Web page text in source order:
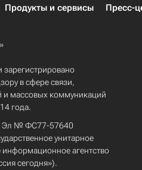
Продукты и сервисы Пресс-
в сфере связи,
массовых коммуникаций
года.
Эл № ФС77-57640
унитарное
агентство
сегодня»).